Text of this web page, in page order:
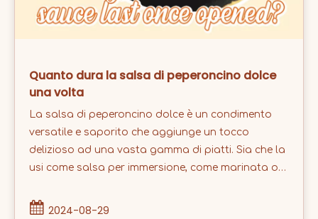
Quanto dura la salsa di peperoncino dolce
una volta
La salsa di peperoncino dolce è un condimento
versatile e saporito che aggiunge un tocco
delizioso ad una vasta gamma di piatti. Sia che la
usi come salsa per immersione, come marinata o
peperoncino dolce può elevare il gusto dei tuoi
2024-08-29